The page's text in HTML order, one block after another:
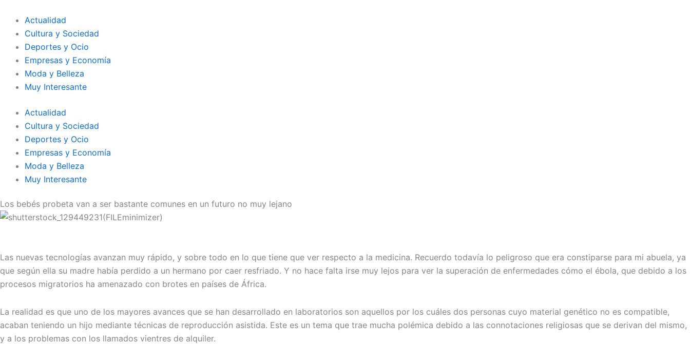
contenido
Actualidad
Cultura y Sociedad
Deportes y Ocio
Empresas y Economía
Moda y Belleza
Muy Interesante
Actualidad
Cultura y Sociedad
Deportes y Ocio
Empresas y Economía
Moda y Belleza
Muy Interesante
Los bebés probeta van a ser bastante comunes en un futuro no muy lejano
Las nuevas tecnologías avanzan muy rápido, y sobre todo en lo que tiene que ver respecto a la medicina. Recuerdo todavía lo peligroso que era constiparse para mi abuela, ya
que según ella su madre había perdido a un hermano por caer resfriado. Y no hace falta irse muy lejos para ver la superación de enfermedades cómo el ébola, que debido a los
procesos migratorios ha amenazado con brotes en países de África.
La realidad es que uno de los mayores avances que se han desarrollado en laboratorios son aquellos por los cuáles dos personas cuyo material genético no es compatible,
acaban teniendo un hijo mediante técnicas de reproducción asistida. Este es un tema que trae mucha polémica debido a las connotaciones religiosas que se derivan del mismo,
y a los problemas con los llamados vientres de alquiler.